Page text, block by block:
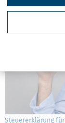
Steuererklärung